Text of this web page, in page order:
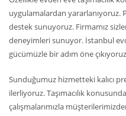
uygulamalardan yararlanıyoruz.
destek sunuyoruz. Firmamız
deneyimleri sunuyor. İstanbul
gücümüzle bir adım öne
Sunduğumuz hizmetteki kalıcı
ilerliyoruz. Taşımacılık
çalışmalarımızla